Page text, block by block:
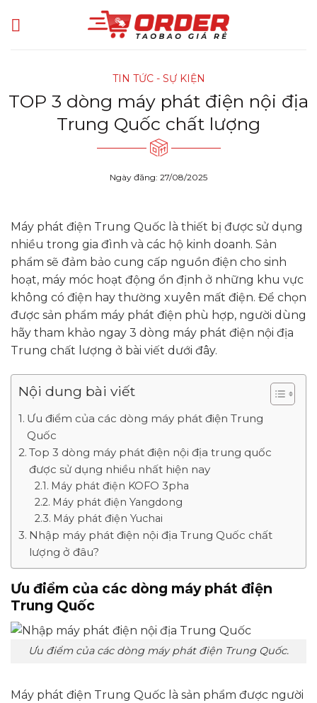
TIN TỨC - SỰ KIỆN
TOP 3 dòng máy phát điện nội địa
Trung Quốc chất lượng
Ngày đăng: 27/08/2025
Máy phát điện Trung Quốc là thiết bị được sử dụng
nhiều trong gia đình và các hộ kinh doanh. Sản
phẩm sẽ đảm bảo cung cấp nguồn điện cho sinh
hoạt, máy móc hoạt động ổn định ở những khu vực
không có điện hay thường xuyên mất điện. Để chọn
được sản phẩm máy phát điện phù hợp, người dùng
hãy tham khảo ngay 3 dòng máy phát điện nội địa
Trung chất lượng ở bài viết dưới đây.
Nội dung bài viết
Ưu điểm của các dòng máy phát điện Trung
Quốc
Top 3 dòng máy phát điện nội địa trung quốc
được sử dụng nhiều nhất hiện nay
Máy phát điện KOFO 3pha
Máy phát điện Yangdong
Máy phát điện Yuchai
Nhập máy phát điện nội địa Trung Quốc chất
lượng ở đâu?
Ưu điểm của các dòng máy phát điện
Trung Quốc
Ưu điểm của các dòng máy phát điện Trung Quốc.
Máy phát điện Trung Quốc là sản phẩm được người